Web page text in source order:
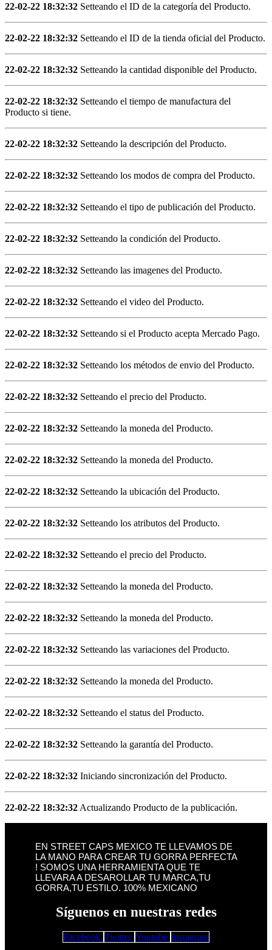
22-02-22 18:32:32 Setteando el ID de la categoría del Producto.
22-02-22 18:32:32 Setteando el ID de la tienda oficial del Producto.
22-02-22 18:32:32 Setteando la cantidad disponible del Producto.
22-02-22 18:32:32 Setteando el tiempo de manufactura del
Producto si tiene.
22-02-22 18:32:32 Setteando la descripción del Producto.
22-02-22 18:32:32 Setteando los modos de compra del Producto.
22-02-22 18:32:32 Setteando el tipo de publicación del Producto.
22-02-22 18:32:32 Setteando la condición del Producto.
22-02-22 18:32:32 Setteando las imagenes del Producto.
22-02-22 18:32:32 Setteando el video del Producto.
22-02-22 18:32:32 Setteando si el Producto acepta Mercado Pago.
22-02-22 18:32:32 Setteando los métodos de envio del Producto.
22-02-22 18:32:32 Setteando el precio del Producto.
22-02-22 18:32:32 Setteando la moneda del Producto.
22-02-22 18:32:32 Setteando la moneda del Producto.
22-02-22 18:32:32 Setteando la ubicación del Producto.
22-02-22 18:32:32 Setteando los atributos del Producto.
22-02-22 18:32:32 Setteando el precio del Producto.
22-02-22 18:32:32 Setteando la moneda del Producto.
22-02-22 18:32:32 Setteando la moneda del Producto.
22-02-22 18:32:32 Setteando las variaciones del Producto.
22-02-22 18:32:32 Setteando la moneda del Producto.
22-02-22 18:32:32 Setteando el status del Producto.
22-02-22 18:32:32 Setteando la garantía del Producto.
22-02-22 18:32:32 Iniciando sincronización del Producto.
22-02-22 18:32:32 Actualizando Producto de la publicación.
EN STREET CAPS MEXICO TE LLEVAMOS DE
LA MANO PARA CREAR TU GORRA PERFECTA
! SOMOS UNA HERRAMIENTA QUE TE
LLEVARA A DESAROLLAR TU MARCA,TU
GORRA,TU ESTILO. 100% MEXICANO
Síguenos en nuestras redes
Facebook Twitter Youtube Instagram